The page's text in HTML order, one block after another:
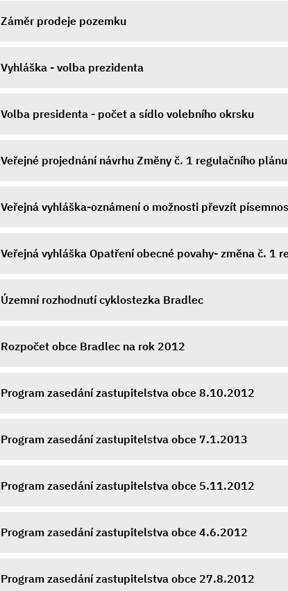
Záměr prodeje pozemku
Vyhláška - volba prezidenta
Volba presidenta - počet a sídlo volebního okrsku
Veřejné projednání návrhu Změny č. 1 regulačního
Veřejná vyhláška-oznámení o možnosti převzít
Veřejná vyhláška Opatření obecné povahy- změna č. 1
Územní rozhodnutí cyklostezka Bradlec
Rozpočet obce Bradlec na rok 2012
Program zasedání zastupitelstva obce 8.10.2012
Program zasedání zastupitelstva obce 7.1.2013
Program zasedání zastupitelstva obce 5.11.2012
Program zasedání zastupitelstva obce 4.6.2012
Program zasedání zastupitelstva obce 27.8.2012